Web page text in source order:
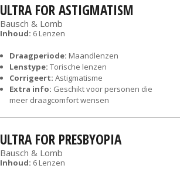
ULTRA FOR ASTIGMATISM
Bausch & Lomb
Inhoud: 6 Lenzen
Draagperiode: Maandlenzen
Lenstype: Torische lenzen
Corrigeert: Astigmatisme
Extra info: Geschikt voor personen die
meer draagcomfort wensen
ULTRA FOR PRESBYOPIA
Bausch & Lomb
Inhoud: 6 Lenzen